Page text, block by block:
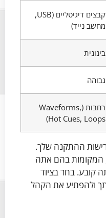
קבצים דיגיטליים (USB,
מחשב נייד)
בינונית
גבוהה
רחבות (Waveforms,
Hot Cues, Loops)
ההתקנה שלך.
המקומות בהם אתה
קובע. בחר בציוד
ולהפתיע את הקהל